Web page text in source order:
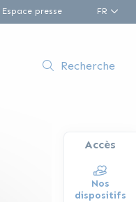
Espace presse FR
Recherche
Accès
Nos
dispositifs